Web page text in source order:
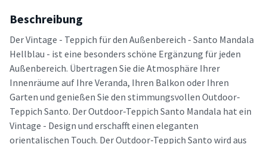
Beschreibung
Der Vintage - Teppich für den Außenbereich - Santo Mandala
Hellblau - ist eine besonders schöne Ergänzung für jeden
Außenbereich. Übertragen Sie die Atmosphäre Ihrer
Innenräume auf Ihre Veranda, Ihren Balkon oder Ihren
Garten und genießen Sie den stimmungsvollen Outdoor-
Teppich Santo. Der Outdoor-Teppich Santo Mandala hat ein
Vintage - Design und erschafft einen eleganten
orientalischen Touch. Der Outdoor-Teppich Santo wird aus